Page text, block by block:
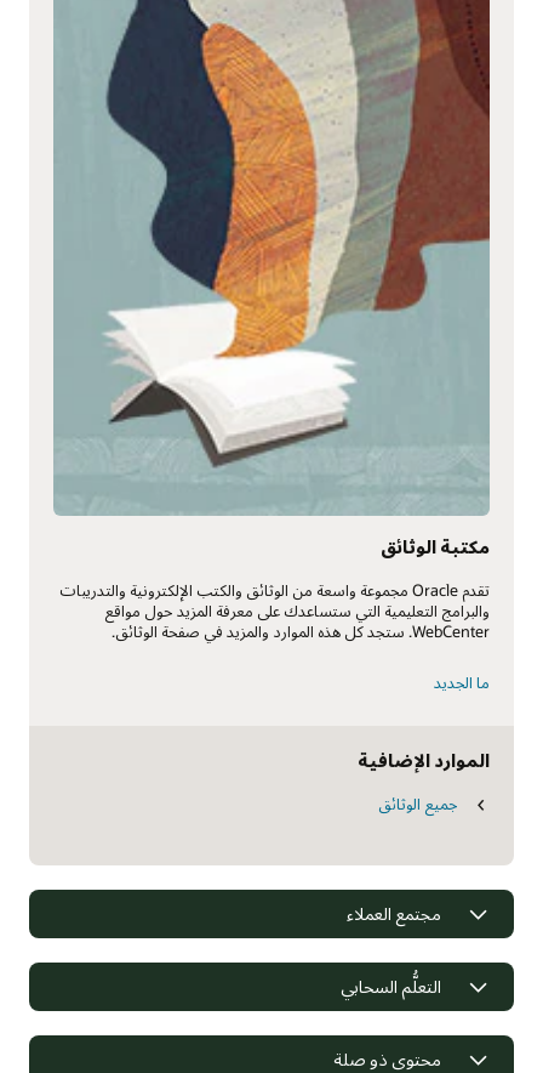
مكتبة الوثائق
تقدم Oracle مجموعة واسعة من الوثائق والكتب الإلكترونية والتدريبات
والبرامج التعليمية التي ستساعدك على معرفة المزيد حول مواقع
WebCenter. ستجد كل هذه الموارد والمزيد في صفحة الوثائق.
ما الجديد
الموارد الإضافية
جميع الوثائق
مجتمع العملاء
التعلُّم السحابي
محتوى ذو صلة